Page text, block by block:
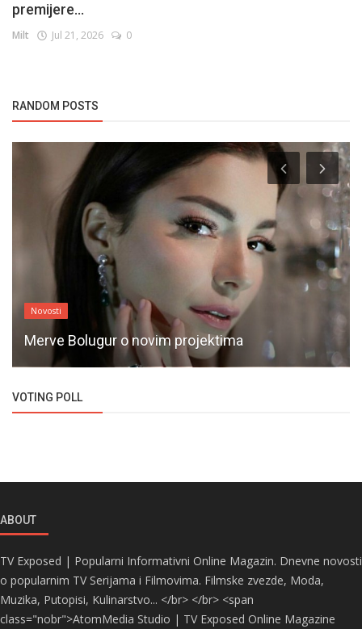
premijere...
Milt Jul 21, 2026 0
RANDOM POSTS
Novosti
Merve Bolugur o novim projektima
VOTING POLL
ABOUT
TV Exposed | Popularni Informativni Online Magazin. Dnevne novosti
o popularnim TV Serijama i Filmovima. Filmske zvezde, Moda,
Muzika, Putopisi, Kulinarstvo... </br> </br> <span
class="nobr">AtomMedia Studio | TV Exposed Online Magazine